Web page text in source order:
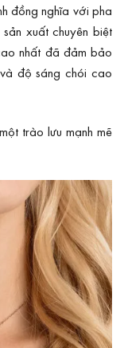
đồng nghĩa với pha
xuất chuyên biệt
nhất đã đảm bảo
độ sáng chói cao
trào lưu mạnh mẽ